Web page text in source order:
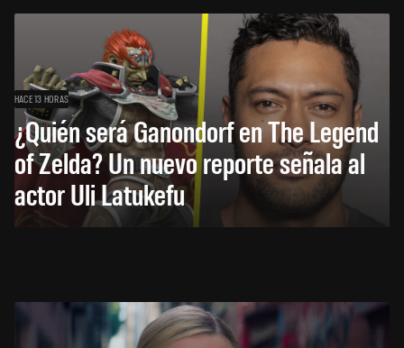
HACE 13 HORAS
¿Quién será Ganondorf en The Legend
of Zelda? Un nuevo reporte señala al
actor Uli Latukefu